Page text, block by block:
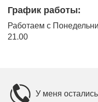
График работы:
Работаем с
21.00
У меня